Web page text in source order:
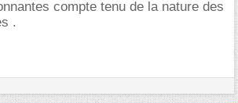
compte tenu de la nature des
.